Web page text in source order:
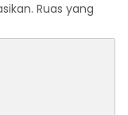
Ruas yang